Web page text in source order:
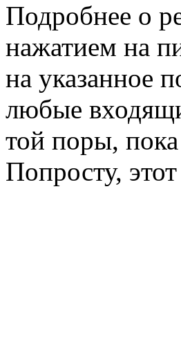
Подробнее о
нажатием на
на указанное
любые
той поры,
Попросту,